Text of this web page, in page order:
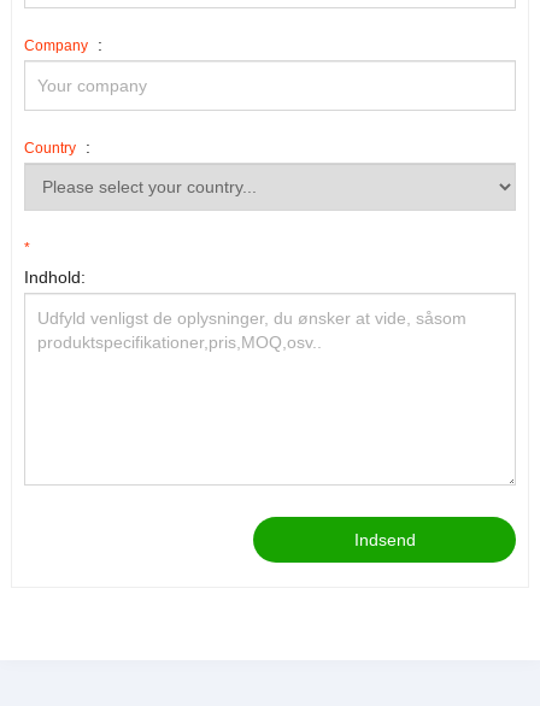
Company :
Country :
*
Indhold:
Indsend